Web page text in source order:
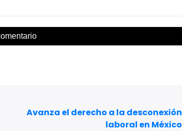
Avanza el derecho a la desconexión
laboral en México